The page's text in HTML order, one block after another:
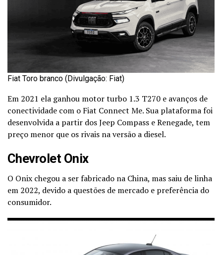
Fiat Toro branco (Divulgação: Fiat)
Em 2021 ela ganhou motor turbo 1.3 T270 e avanços de
conectividade com o Fiat Connect Me. Sua plataforma foi
desenvolvida a partir dos Jeep Compass e Renegade, tem
preço menor que os rivais na versão a diesel.
Chevrolet Onix
O Onix chegou a ser fabricado na China, mas saiu de linha
em 2022, devido a questões de mercado e preferência do
consumidor.